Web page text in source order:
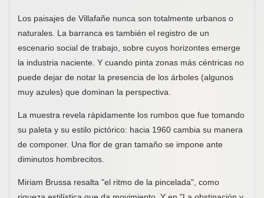
Los paisajes de Villafañe nunca son totalmente urbanos o
naturales. La barranca es también el registro de un
escenario social de trabajo, sobre cuyos horizontes emerge
la industria naciente. Y cuando pinta zonas más céntricas no
puede dejar de notar la presencia de los árboles (algunos
muy azules) que dominan la perspectiva.
La muestra revela rápidamente los rumbos que fue tomando
su paleta y su estilo pictórico: hacia 1960 cambia su manera
de componer. Una flor de gran tamaño se impone ante
diminutos hombrecitos.
Miriam Brussa resalta "el ritmo de la pincelada", como